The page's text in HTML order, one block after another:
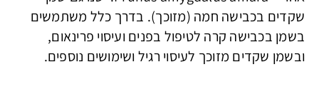
שקדים בכבישה חמה (מזוכך). בדרך כלל משתמשים
בשמן בכבישה קרה לטיפול בפנים ועיסוי פרינאום,
ובשמן שקדים מזוכך לעיסוי רגיל ושימושים נוספים.